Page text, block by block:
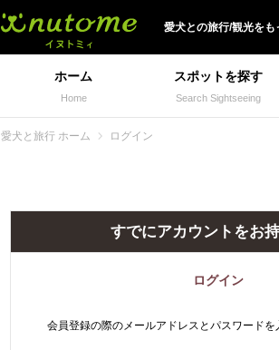
愛犬との旅行/観光をも
ホーム
Home
スポットを探す
Search Sightseeing
愛犬と旅行 ホーム ログイン
すでにアカウントをお
ログイン
会員登録の際のメールアドレスとパスワードを